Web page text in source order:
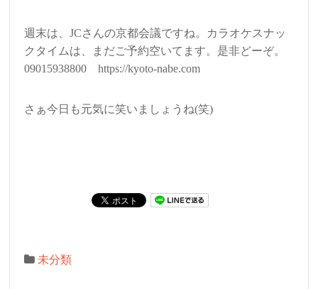
週末は、JCさんの京都会議ですね。カラオケスナッ
クタイムは、まだご予約空いてます。是非どーぞ。
09015938800 https://kyoto-nabe.com
さぁ今日も元気に笑いましょうね(笑)
未分類